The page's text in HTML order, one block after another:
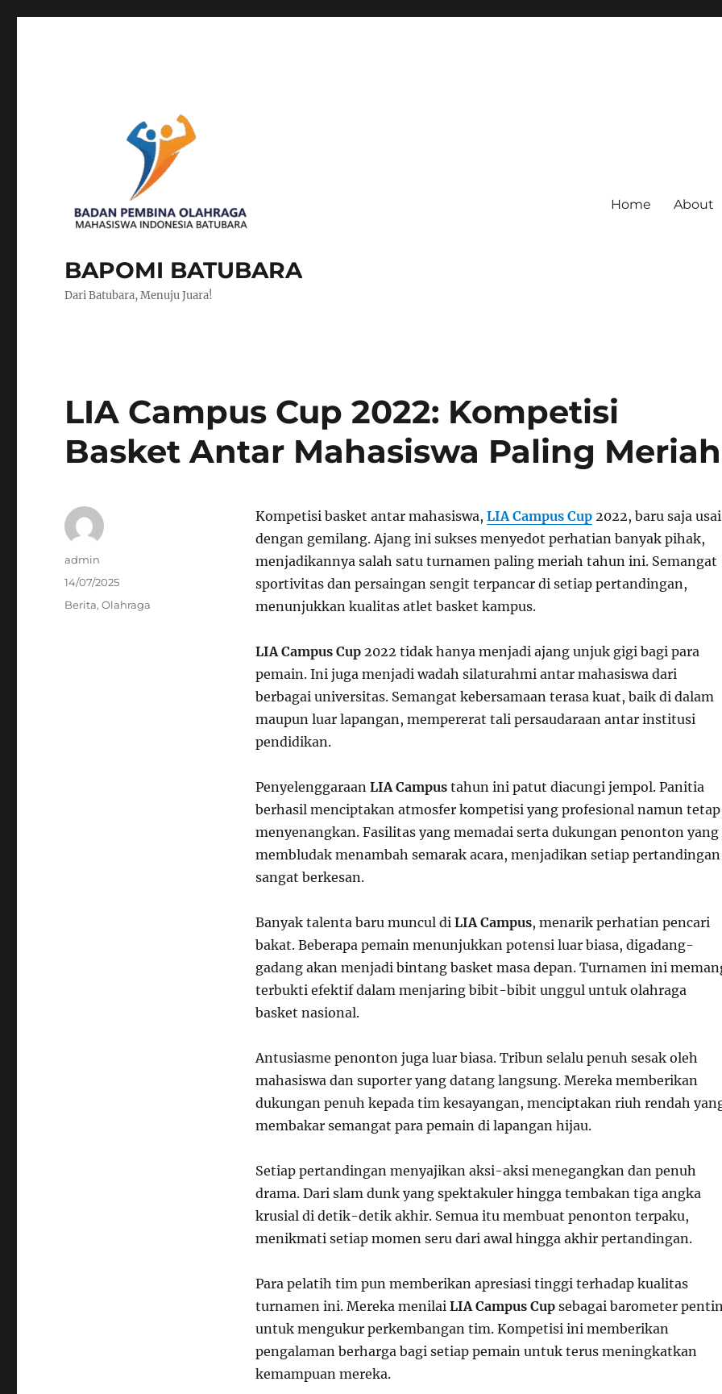
BAPOMI BATUBARA
Dari Batubara, Menuju Juara!
Home About
LIA Campus Cup 2022: Kompetisi
Basket Antar Mahasiswa Paling Meriah
Kompetisi basket antar mahasiswa, LIA Campus Cup2022, baru saja usai
dengan gemilang. Ajang ini sukses menyedot perhatian banyak pihak,
menjadikannya salah satu turnamen paling meriah tahun ini. Semangat
sportivitas dan persaingan sengit terpancar di setiap pertandingan,
menunjukkan kualitas atlet basket kampus.
LIA Campus Cup2022 tidak hanya menjadi ajang unjuk gigi bagi para
pemain. Ini juga menjadi wadah silaturahmi antar mahasiswa dari
berbagai universitas. Semangat kebersamaan terasa kuat, baik di dalam
maupun luar lapangan, mempererat tali persaudaraan antar institusi
pendidikan.
Penyelenggaraan LIA Campus tahun ini patut diacungi jempol. Panitia
berhasil menciptakan atmosfer kompetisi yang profesional namun tetap
menyenangkan. Fasilitas yang memadai serta dukungan penonton yang
membludak menambah semarak acara, menjadikan setiap pertandingan
sangat berkesan.
Banyak talenta baru muncul di LIA Campus, menarik perhatian pencari
bakat. Beberapa pemain menunjukkan potensi luar biasa, digadang-
gadang akan menjadi bintang basket masa depan. Turnamen ini
terbukti efektif dalam menjaring bibit-bibit unggul untuk olahraga
basket nasional.
Antusiasme penonton juga luar biasa. Tribun selalu penuh sesak oleh
mahasiswa dan suporter yang datang langsung. Mereka memberikan
dukungan penuh kepada tim kesayangan, menciptakan riuh rendah
membakar semangat para pemain di lapangan hijau.
Setiap pertandingan menyajikan aksi-aksi menegangkan dan penuh
drama. Dari slam dunk yang spektakuler hingga tembakan tiga angka
krusial di detik-detik akhir. Semua itu membuat penonton terpaku,
menikmati setiap momen seru dari awal hingga akhir pertandingan.
Para pelatih tim pun memberikan apresiasi tinggi terhadap kualitas
turnamen ini. Mereka menilai LIA Campus Cupsebagai barometer
untuk mengukur perkembangan tim. Kompetisi ini memberikan
pengalaman berharga bagi setiap pemain untuk terus meningkatkan
kemampuan mereka.
Author
admin
Posted
14/07/2025
Categories
Berita,Olahraga